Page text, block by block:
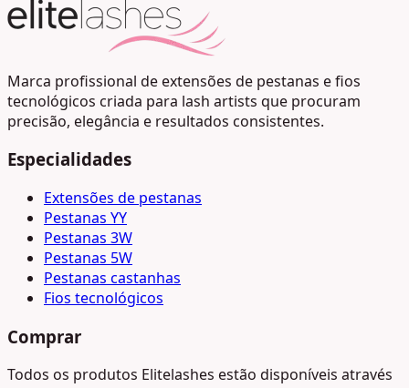
Marca profissional de extensões de pestanas e fios
tecnológicos criada para lash artists que procuram
precisão, elegância e resultados consistentes.
Especialidades
Extensões de pestanas
Pestanas YY
Pestanas 3W
Pestanas 5W
Pestanas castanhas
Fios tecnológicos
Comprar
Todos os produtos Elitelashes estão disponíveis através